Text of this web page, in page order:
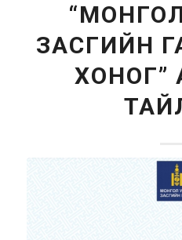
ЗАСГИЙН